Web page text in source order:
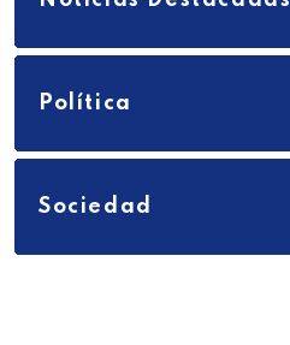
Política
Sociedad